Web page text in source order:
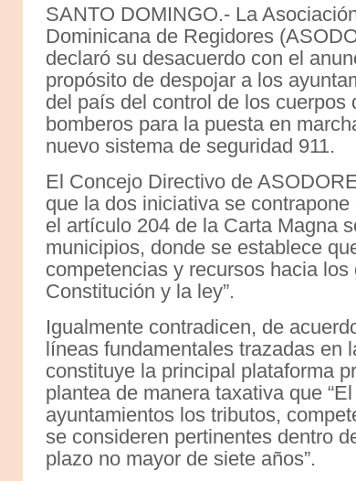
SANTO DOMINGO.- La
Dominicana de Regidores
declaró su desacuerdo con el
propósito de despojar a los
del país del control de los cuerpos
bomberos para la puesta en
nuevo sistema de seguridad 911.
El Concejo Directivo de
que la dos iniciativa se
el artículo 204 de la Carta Magna
municipios, donde se establece
competencias y recursos hacia
Constitución y la ley”.
Igualmente contradicen, de
líneas fundamentales trazadas en
constituye la principal plataforma
plantea de manera taxativa que
ayuntamientos los tributos,
se consideren pertinentes dentro
plazo no mayor de siete años”.